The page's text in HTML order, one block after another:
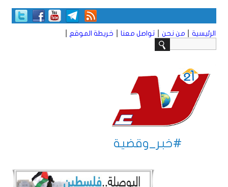
الرئيسية من نحن تواصل معنا خريطة الموقع
#خبر_وقضية